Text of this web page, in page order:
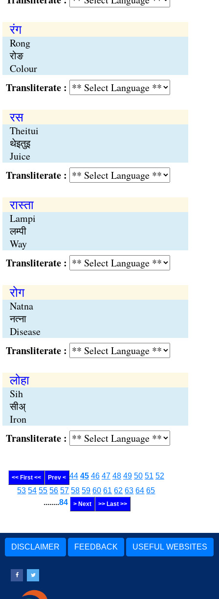
रंग
Rong
रोङ
Colour
:
रस
Theitui
थेइतुइ
Juice
:
रास्ता
Lampi
लम्पी
Way
:
रोग
Natna
नत्ना
Disease
:
लोहा
Sih
सीअ्
Iron
:
<< First << Prev < 44 45 46 47 48 49 50 51 52
53 54 55 56 57 58 59 60 61 62 63 64 65
........84 > Next >> Last >>
DISCLAIMER FEEDBACK USEFUL WEBSITES